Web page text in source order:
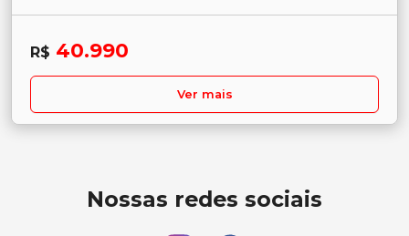
R$ 40.990
Ver mais
Nossas redes sociais